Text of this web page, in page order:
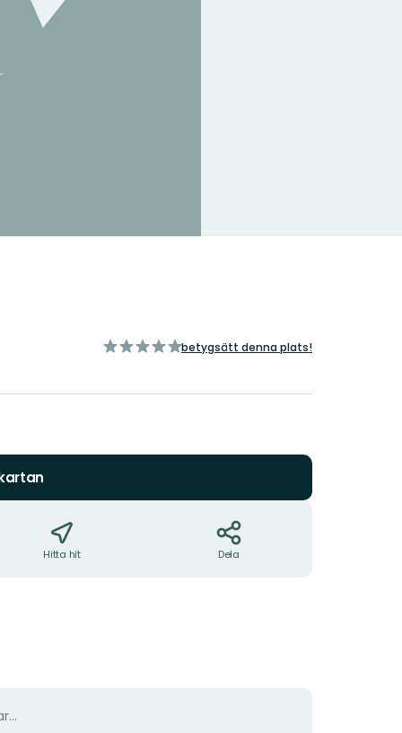
av
betygsätt denna plats!
Hitta hit Dela